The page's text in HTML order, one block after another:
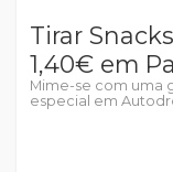
Tirar
1,40€ em
Mime-se com uma
especial em